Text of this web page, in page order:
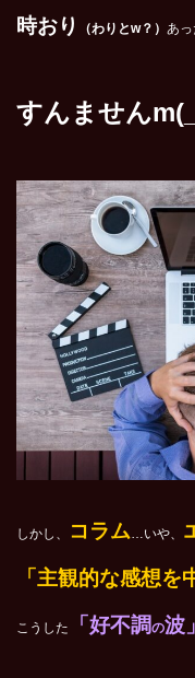
時おり （わりとw？） あっ
すんません
しかし、 コラム …いや、
「主観的な感想を
こうした 「好不調の波」